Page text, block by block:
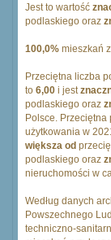
Jest to wartość
podlaskiego oraz
100,0% mieszkań
Przeciętna liczba
to 6,00 i jest
podlaskiego oraz
Polsce.
użytkowania w
większa od
podlaskiego oraz
nieruchomości w
Według danych
Powszechnego
techniczno-